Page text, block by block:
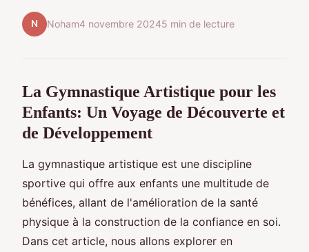
N Noham4 novembre 20245 min de lecture
La Gymnastique Artistique pour les
Enfants: Un Voyage de Découverte et
de Développement
La gymnastique artistique est une discipline
sportive qui offre aux enfants une multitude de
bénéfices, allant de l'amélioration de la santé
physique à la construction de la confiance en soi.
Dans cet article, nous allons explorer en